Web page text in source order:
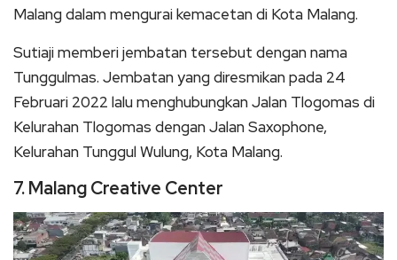
Malang dalam mengurai kemacetan di Kota Malang.
Sutiaji memberi jembatan tersebut dengan nama
Tunggulmas. Jembatan yang diresmikan pada 24
Februari 2022 lalu menghubungkan Jalan Tlogomas di
Kelurahan Tlogomas dengan Jalan Saxophone,
Kelurahan Tunggul Wulung, Kota Malang.
7. Malang Creative Center